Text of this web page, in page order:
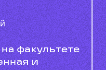
факультете
и